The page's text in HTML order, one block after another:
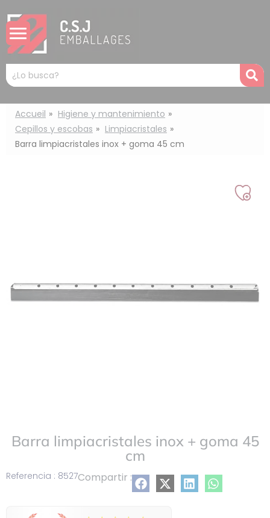
Mots
clés
:
Accueil
Higiene y mantenimiento
Cepillos y escobas
Limpiacristales
Barra limpiacristales inox + goma 45 cm
Referencia : 8527Compartir :
Barra limpiacristales inox + goma 45
cm